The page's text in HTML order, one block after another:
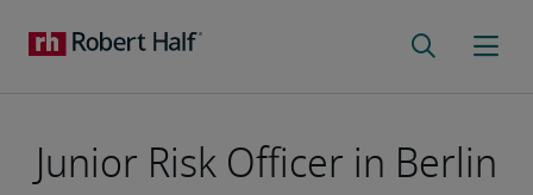
Junior Risk Officer in Berlin